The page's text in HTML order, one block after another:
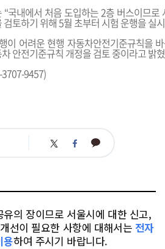
국내에서 처음 도입하는 2층 버스이므로
토하기 위해 5월 초부터 시험 운행을 실
이 어려운 현행 자동차안전기준규칙을
안전기준규칙 개정을 검토 중이라고 밝
9457)
트 페 카
의 장이므로 서울시에 대한 신고,
선이 필요한 사항에 대해서는 전자
용하여 주시기 바랍니다.